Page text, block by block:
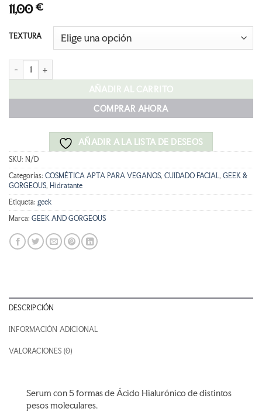
11,00 €
TEXTURA
GEEK & GORGEOUS HA5 30ML RICH OR LIGHT cantidad
AÑADIR AL CARRITO
COMPRAR AHORA
AÑADIR A LA LISTA DE DESEOS
SKU: N/D
Categorías: COSMÉTICA APTA PARA VEGANOS, CUIDADO FACIAL, GEEK &
GORGEOUS, Hidratante
Etiqueta: geek
Marca: GEEK AND GORGEOUS
DESCRIPCIÓN
INFORMACIÓN ADICIONAL
VALORACIONES (0)
Serum con 5 formas de Ácido Hialurónico de distintos
pesos moleculares.